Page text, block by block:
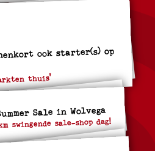
ook starter(s) op
thuis'
Sale in Wolvega
swingende sale-shop dag!